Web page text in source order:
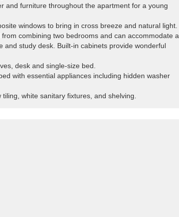
and furniture throughout the apartment for a young
windows to bring in cross breeze and natural light.
combining two bedrooms and can accommodate a
and study desk. Built-in cabinets provide wonderful
desk and single-size bed.
with essential appliances including hidden washer
white sanitary fixtures, and shelving.